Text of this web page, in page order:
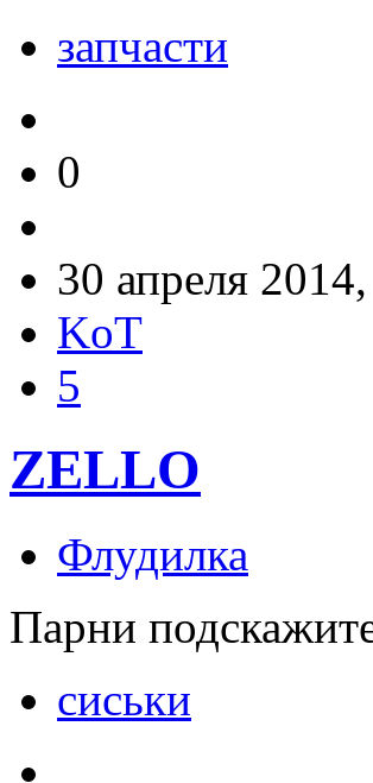
запчасти
0
30 апреля
KoT
5
ZELLO
Флудилка
Парни
сиськи